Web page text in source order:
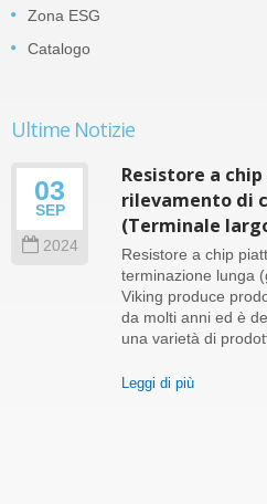
Zona ESG
Catalogo
Ultime Notizie
03
SEP
2024
Resistore a
rilevamento di
(Terminale
Resistore a chip
terminazione lunga
Viking produce
da molti anni ed è
una varietà di
Leggi di più